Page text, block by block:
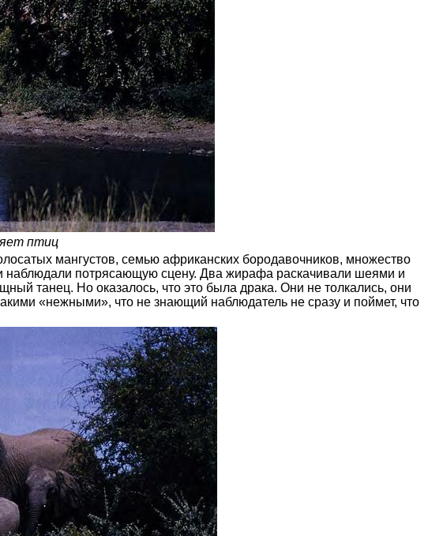
птиц
мангустов, семью африканских бородавочников, множество
наблюдали потрясающую сцену. Два жирафа раскачивали шеями и
танец. Но оказалось, что это была драка. Они не толкались, они
«нежными», что не знающий наблюдатель не сразу и поймет, что